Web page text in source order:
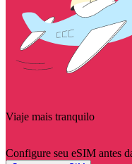
Viaje mais tranquilo
Configure seu eSIM antes